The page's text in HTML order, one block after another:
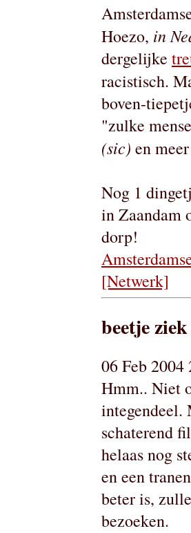
Hoezo, in
dergelijke
racistisch.
boven-
"zulke
(sic) en
Nog 1
in Zaandam
dorp!
[Netwerk]
beetje
06 Feb 2004
Hmm.. Niet
integendeel.
schaterend
helaas nog
en een
beter is,
bezoeken.